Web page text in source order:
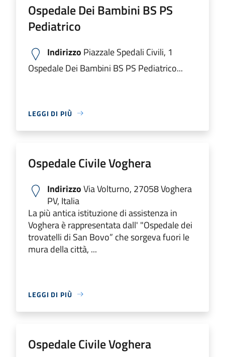
Ospedale Dei Bambini BS PS
Pediatrico
Indirizzo Piazzale Spedali Civili, 1
Ospedale Dei Bambini BS PS Pediatrico...
LEGGI DI PIÙ
Ospedale Civile Voghera
IndirizzoVia Volturno, 27058 Voghera
PV, Italia
La più antica istituzione di assistenza in
Voghera è rappresentata dall' "Ospedale dei
trovatelli di San Bovo” che sorgeva fuori le
mura della città, ...
LEGGI DI PIÙ
Ospedale Civile Voghera